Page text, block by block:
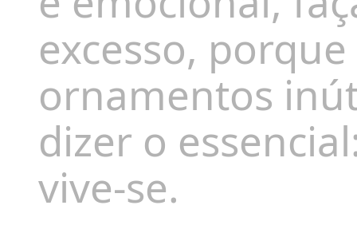
excesso,
ornamentos
dizer o
vive-se.